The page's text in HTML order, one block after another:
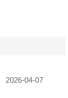
2026-04-07